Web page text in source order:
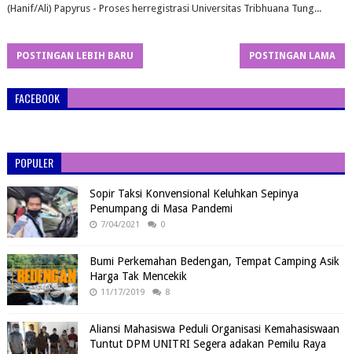
(Hanif/Ali) Papyrus - Proses herregistrasi Universitas Tribhuana Tung...
POSTINGAN LEBIH BARU POSTINGAN LAMA
FACEBOOK
POPULER
Sopir Taksi Konvensional Keluhkan Sepinya
Penumpang di Masa Pandemi
7/04/2021 0
Bumi Perkemahan Bedengan, Tempat Camping Asik
Harga Tak Mencekik
11/17/2019 8
Aliansi Mahasiswa Peduli Organisasi Kemahasiswaan
Tuntut DPM UNITRI Segera adakan Pemilu Raya